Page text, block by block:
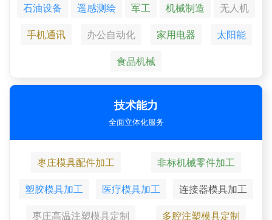
石油设备
遥感测绘 军工 机械制造
无人机
手机通讯
办公自动化 家用电器
太阳能
食品机械
技术能力
全面立体化服务
枣庄模具配件加工
非标机械零件加工
塑胶模具加工
医疗模具加工
连接器模具加工
枣庄高温注塑模具定制
多腔注塑模具定制